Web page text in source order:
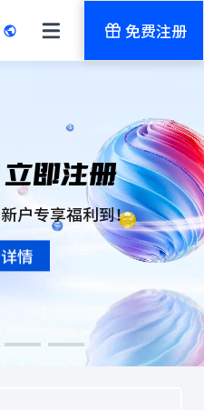
免费注册
减 30｜年付
可-企业级配置
活动】深圳线路云服务器
即注册
户专享福利到！
情
转型！超值
站式解决
习、高性能
供加速处